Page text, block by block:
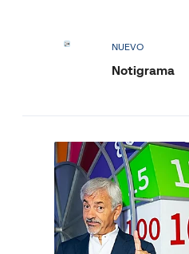
NUEVO
Notigrama